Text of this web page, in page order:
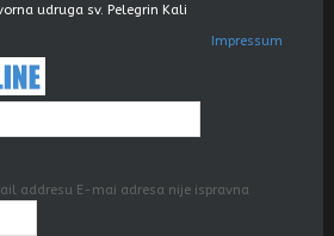
udruga sv. Pelegrin Kali
Impressum
addresu E-mai adresa nije ispravna